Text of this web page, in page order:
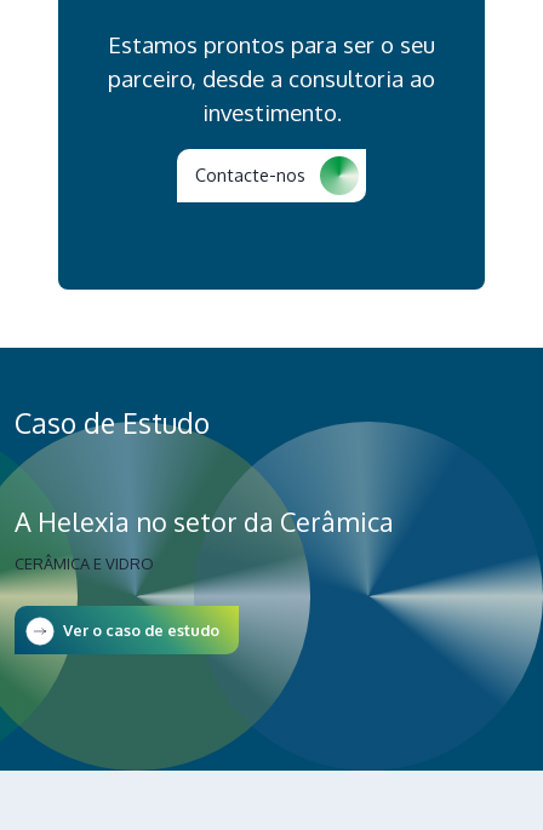
Estamos prontos para ser o seu
parceiro, desde a consultoria ao
investimento.
Contacte-nos
Caso de Estudo
A Helexia no setor da Cerâmica
CERÂMICA E VIDRO
Ver o caso de estudo